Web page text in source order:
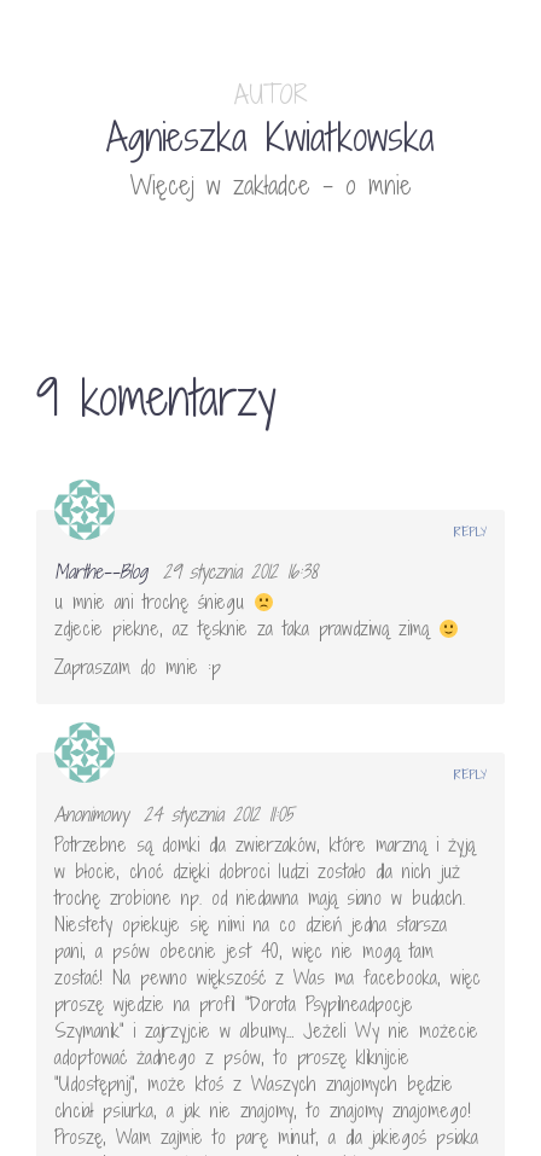
AUTOR
Agnieszka Kwiatkowska
Więcej w zakładce - o mnie
9 komentarzy
Marthe--Blog 29 stycznia 2012 16:38
u mnie ani trochę śniegu
zdjecie piekne, az tęsknie za taka prawdziwą zimą
Zapraszam do mnie :p
REPLY
Anonimowy 24 stycznia 2012 11:05
Potrzebne są domki dla zwierzaków, które marzną i żyją
w błocie, choć dzięki dobroci ludzi zostało dla nich już
trochę zrobione np. od niedawna mają siano w budach.
Niestety opiekuje się nimi na co dzień jedna starsza
pani, a psów obecnie jest 40, więc nie mogą tam
zostać! Na pewno większość z Was ma facebooka, więc
proszę wjedzie na profil "Dorota Psypilneadpocje
Szymanik" i zajrzyjcie w albumy… Jeżeli Wy nie możecie
adoptować żadnego z psów, to proszę kliknijcie
"Udostępnij", może ktoś z Waszych znajomych będzie
chciał psiurka, a jak nie znajomy, to znajomy znajomego!
Proszę, Wam zajmie to parę minut, a dla jakiegoś psiaka
REPLY